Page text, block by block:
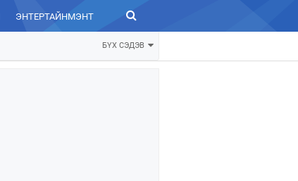
ЭНТЕРТАЙНМЭНТ ЗУРХАЙ
БҮХ СЭДЭВ